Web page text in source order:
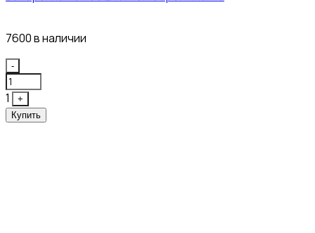
7600 в наличии
Quantity
-
1
+
Купить